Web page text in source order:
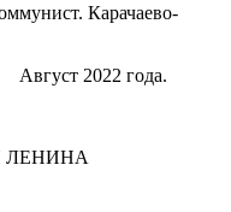
Карачаево-
года.